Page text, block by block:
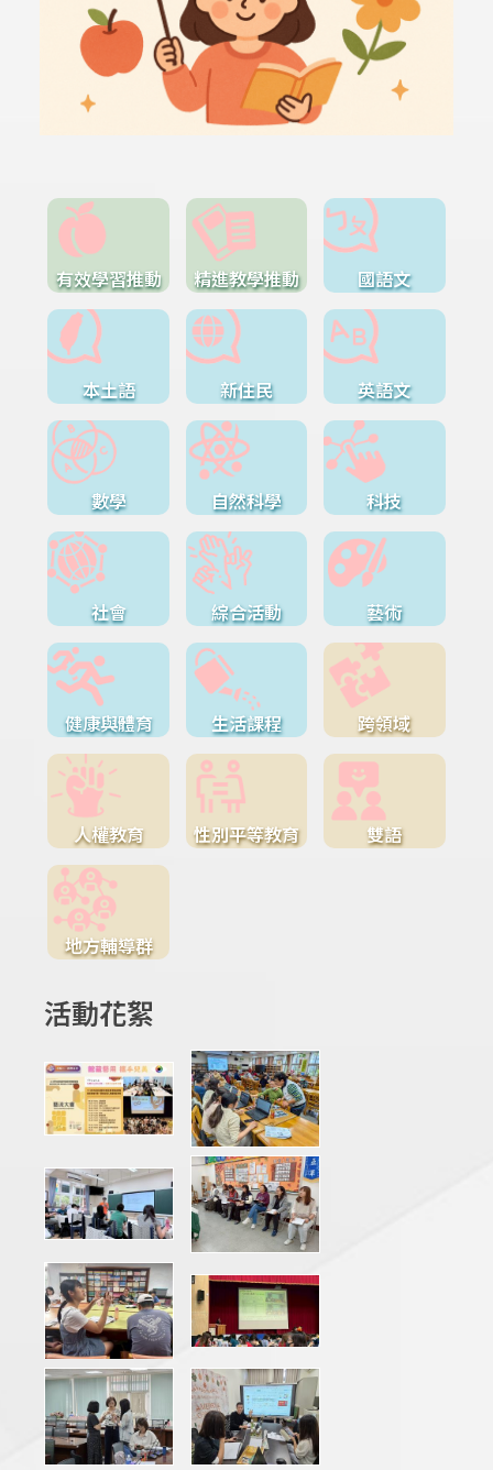
有效學習推動 精進教學推動 國語文
本土語 新住民 英語文
數學 自然科學 科技
社會 綜合活動 藝術
健康與體育 生活課程 跨領域
人權教育 性別平等教育 雙語
地方輔導群
活動花絮